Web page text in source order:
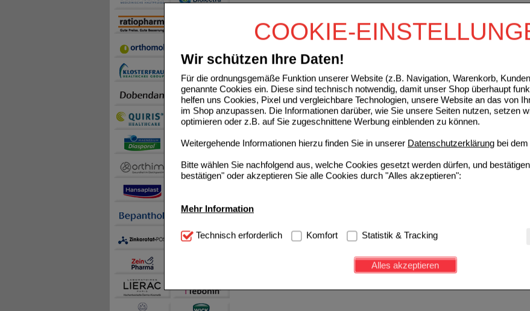
COOKIE-
Wir schützen Ihre Daten!
Für die ordnungsgemäße Funktion unserer Website (z.B. Navigation, Warenkorb,
genannte Cookies ein. Diese sind technisch notwendig, damit unser Shop überhaupt
helfen uns Cookies, Pixel und vergleichbare Technologien, unsere Website an das von
im Shop anzupassen. Die Informationen darüber, wie Sie unsere Seiten nutzen, setzen
optimieren oder z.B. auf Sie zugeschnittene Werbung einblenden zu können.
Weitergehende Informationen hierzu finden Sie in unserer Datenschutzerklärung bei
Bitte wählen Sie nachfolgend aus, welche Cookies gesetzt werden dürfen, und
bestätigen" oder akzeptieren Sie alle Cookies durch "Alles akzeptieren":
Mehr Information
Technisch Notwendig: Hierbei handelt es sich um Cookies, die für die Grundfunktionen
notwendig sind (z.B. Navigation, Warenkorb, Kundenkonto), weshalb auf diese nicht
Diese Cookies werden genutzt um das Einkaufserlebnis noch ansprechender
beispielsweise für die Wiedererkennung des Besuchers oder unsere Seite an bevorzugte
Inhalte anzuzeigen und unser Partnerprogramm zu betreiben.
Technisch erforderlich Komfort Statistik & Tracking
Alles akzeptieren